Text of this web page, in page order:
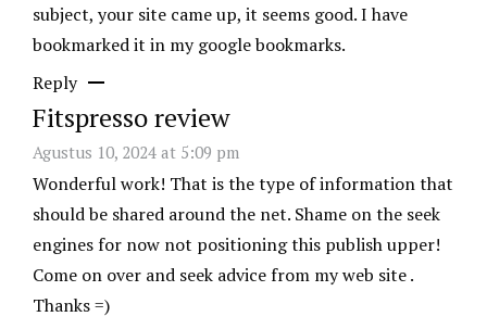
subject, your site came up, it seems good. I have
bookmarked it in my google bookmarks.
Reply
Fitspresso review
Agustus 10, 2024 at 5:09 pm
Wonderful work! That is the type of information that
should be shared around the net. Shame on the seek
engines for now not positioning this publish upper!
Come on over and seek advice from my web site .
Thanks =)